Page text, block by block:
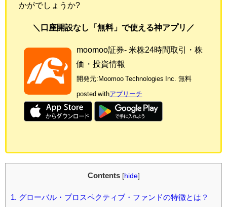
かがでしょうか?
＼口座開設なし「無料」で使える神アプリ／
moomoo証券- 米株24時間取引・株
価・投資情報
開発元: Moomoo Technologies Inc. 無料
posted withアプリーチ
Contents [hide]
1. グローバル・プロスペクティブ・ファンドの特徴とは？